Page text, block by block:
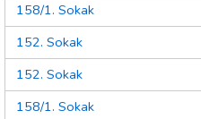
158/1. Sokak
152. Sokak
152. Sokak
158/1. Sokak